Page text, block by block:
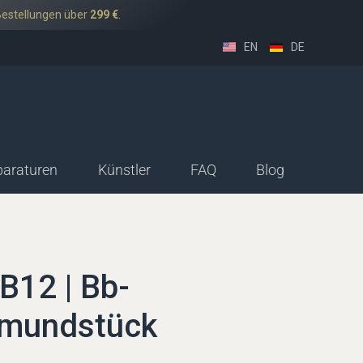
über 299 €
EN DE
Künstler FAQ Blog
| Bb-